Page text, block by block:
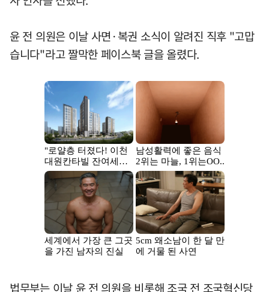
윤 전 의원은 이날 사면·복권 소식이 알려진 직후 "고맙
습니다"라고 짤막한 페이스북 글을 올렸다.
법무부는 이날 윤 전 의원을 비롯해 조국 전 조국혁신당